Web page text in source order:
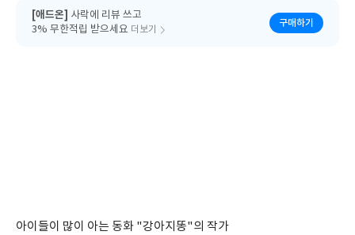
[애드온] 사락에 리뷰 쓰고
3% 무한적립 받으세요 더보기
구매하기
아이들이 많이 아는 동화 "강아지똥"의 작가